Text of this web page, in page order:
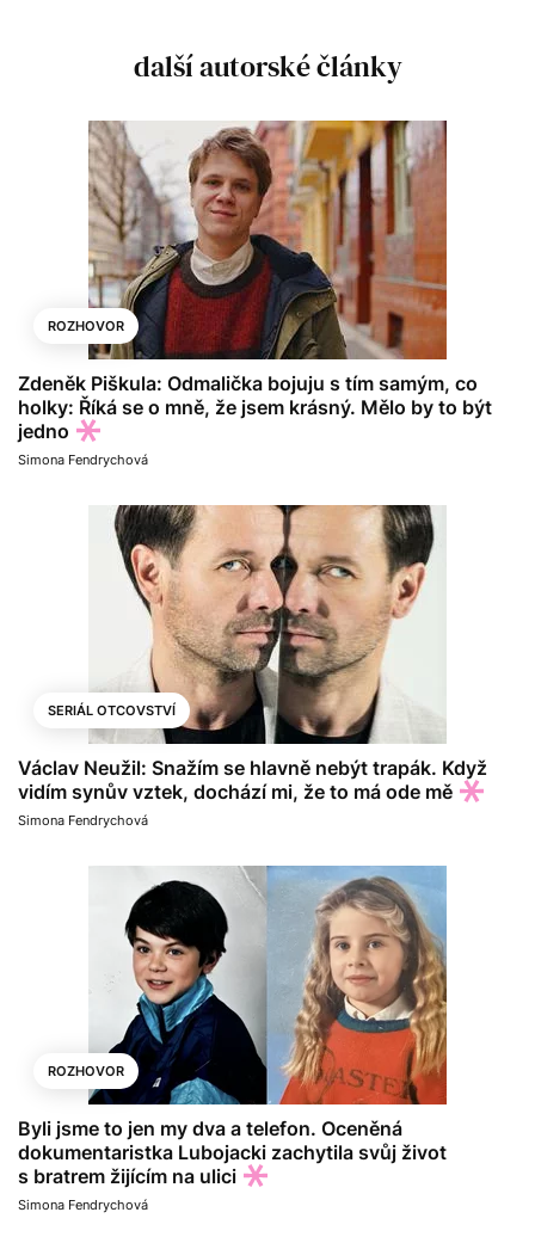
další autorské články
ROZHOVOR
Zdeněk Piškula: Odmalička bojuju s tím samým, co
holky: Říká se o mně, že jsem krásný. Mělo by to být
jedno
Simona Fendrychová
SERIÁL OTCOVSTVÍ
Václav Neužil: Snažím se hlavně nebýt trapák. Když
vidím synův vztek, dochází mi, že to má ode mě
Simona Fendrychová
ROZHOVOR
Byli jsme to jen my dva a telefon. Oceněná
dokumentaristka Lubojacki zachytila svůj život
s bratrem žijícím na ulici
Simona Fendrychová